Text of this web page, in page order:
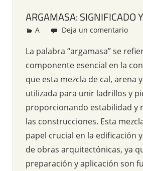
todo
mundo
ARGAMASA: SIGNIFICADO
Redacción
A Deja un comentario
La palabra “argamasa” se
componente esencial en la
que esta mezcla de cal, arena
utilizada para unir ladrillos y
proporcionando estabilidad y
las construcciones. Esta
papel crucial en la edificación
de obras arquitectónicas, ya
preparación y aplicación son